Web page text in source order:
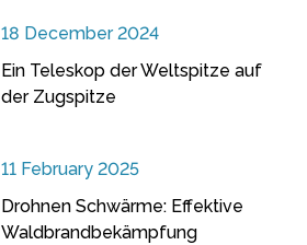
18 December 2024
Ein Teleskop der Weltspitze auf
der Zugspitze
11 February 2025
Drohnen Schwärme: Effektive
Waldbrandbekämpfung